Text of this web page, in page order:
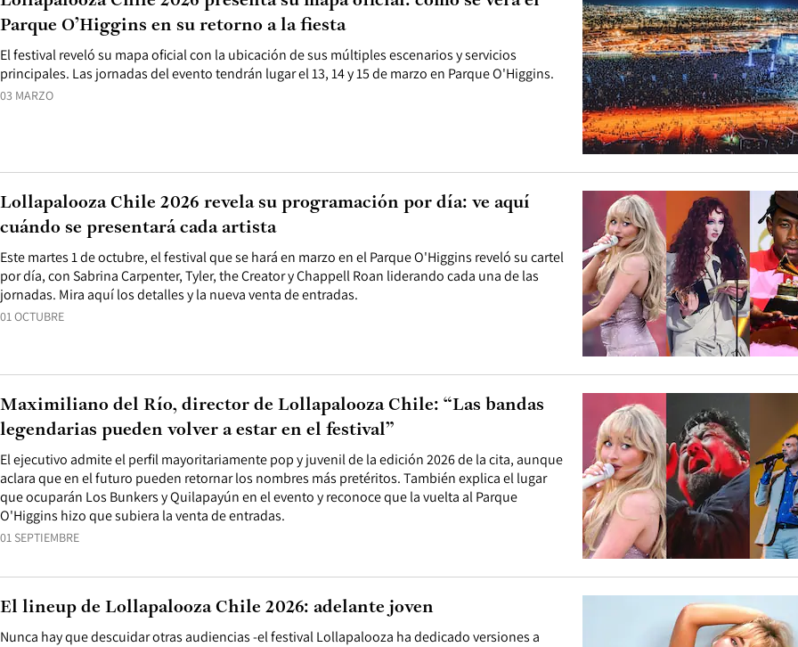
03 MARZO
El festival reveló su mapa oficial con la ubicación de sus múltiples escenarios y servicios
principales. Las jornadas del evento tendrán lugar el 13, 14 y 15 de marzo en Parque O'Higgins.
Parque O’Higgins en su retorno a la fiesta
01 OCTUBRE
Este martes 1 de octubre, el festival que se hará en marzo en el Parque O'Higgins reveló su cartel
por día, con Sabrina Carpenter, Tyler, the Creator y Chappell Roan liderando cada una de las
jornadas. Mira aquí los detalles y la nueva venta de entradas.
Lollapalooza Chile 2026 revela su programación por día: ve aquí
cuándo se presentará cada artista
01 SEPTIEMBRE
El ejecutivo admite el perfil mayoritariamente pop y juvenil de la edición 2026 de la cita, aunque
aclara que en el futuro pueden retornar los nombres más pretéritos. También explica el lugar
que ocuparán Los Bunkers y Quilapayún en el evento y reconoce que la vuelta al Parque
O'Higgins hizo que subiera la venta de entradas.
Maximiliano del Río, director de Lollapalooza Chile: “Las bandas
legendarias pueden volver a estar en el festival”
Nunca hay que descuidar otras audiencias -el festival Lollapalooza ha dedicado versiones a
El lineup de Lollapalooza Chile 2026: adelante joven